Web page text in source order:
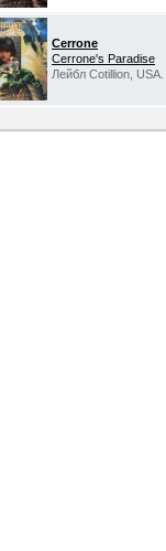
Cerrone
Cerrone's Paradise
Лейбл Cotillion, USA.